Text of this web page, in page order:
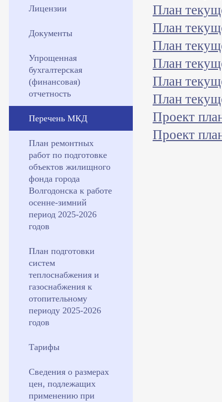
Лицензии
Документы
Упрощенная
бухгалтерская
(финансовая)
отчетность
Перечень МКД
План ремонтных
работ по подготовке
объектов жилищного
фонда города
Волгодонска к работе
осенне-зимний
период 2025-2026
годов
План подготовки
систем
теплоснабжения и
газоснабжения к
отопительному
периоду 2025-2026
годов
Тарифы
Сведения о размерах
цен, подлежащих
применению при
План
План
План
План
План
План
Проект
Проект